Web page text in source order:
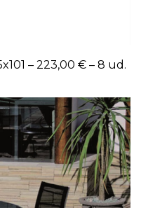
– 223,00 € – 8 ud.